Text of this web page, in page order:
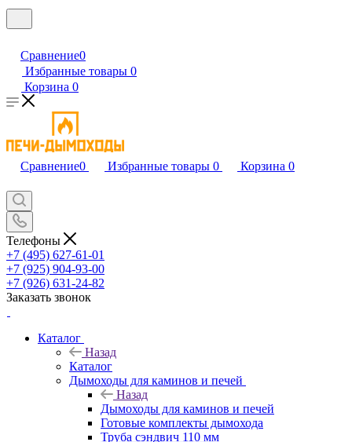
Сравнение0
Избранные товары 0
Корзина 0
Сравнение0 Избранные товары 0 Корзина 0
Телефоны
+7 (495) 627-61-01
+7 (925) 904-93-00
+7 (926) 631-24-82
Заказать звонок
Каталог
Назад
Каталог
Дымоходы для каминов и печей
Назад
Дымоходы для каминов и печей
Готовые комплекты дымохода
Труба сэндвич 110 мм